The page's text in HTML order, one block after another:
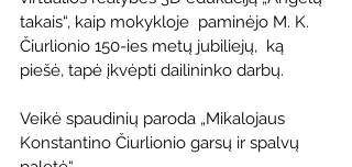
takais“, kaip mokykloje  paminėjo M. K.
Čiurlionio 150-ies metų jubiliejų,  ką
piešė, tapė įkvėpti dailininko darbų.
Veikė spaudinių paroda „Mikalojaus
Konstantino Čiurlionio garsų ir spalvų